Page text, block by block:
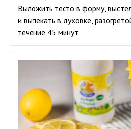
Выложить тесто в форму,
и выпекать в духовке,
течение 45 минут.